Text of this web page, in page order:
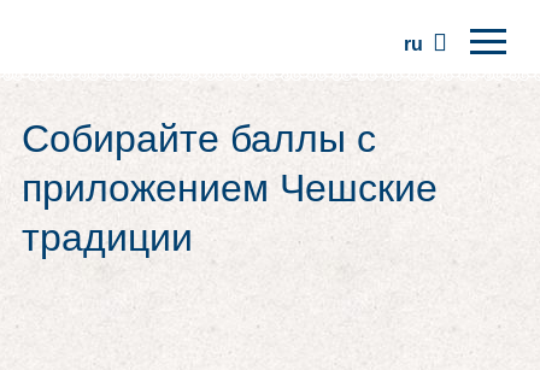
ru
Регионы
Традиции
Экскурсии
Собирайте баллы с
приложением Чешские
традиции